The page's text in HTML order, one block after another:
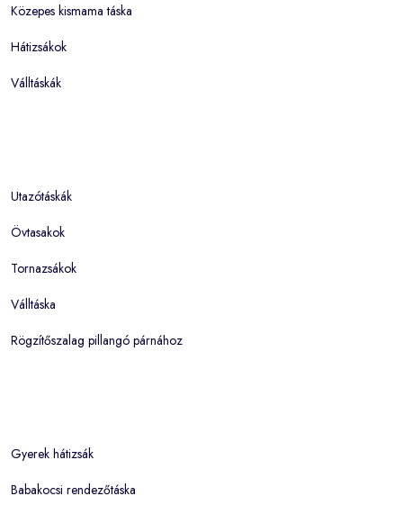
Közepes kismama táska
Hátizsákok
Válltáskák
Utazótáskák
Övtasakok
Tornazsákok
Válltáska
Rögzítőszalag pillangó párnához
Gyerek hátizsák
Babakocsi rendezőtáska